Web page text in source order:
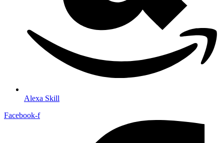
Alexa Skill
Facebook-f